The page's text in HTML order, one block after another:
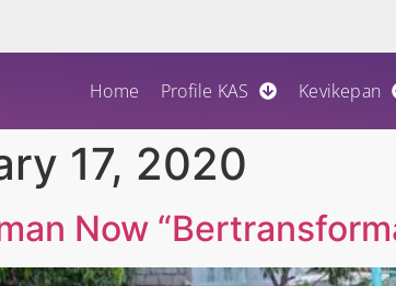
Home Profile KAS Kevikepan
17, 2020
Now